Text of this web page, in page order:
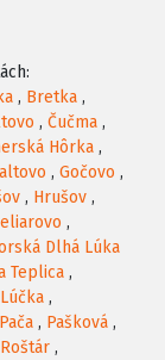
, Bretka ,
, Čučma ,
Hôrka ,
, Gočovo ,
, Hrušov ,
,
Dlhá Lúka
Teplica ,
Lúčka ,
Pača , Pašková ,
Roštár ,